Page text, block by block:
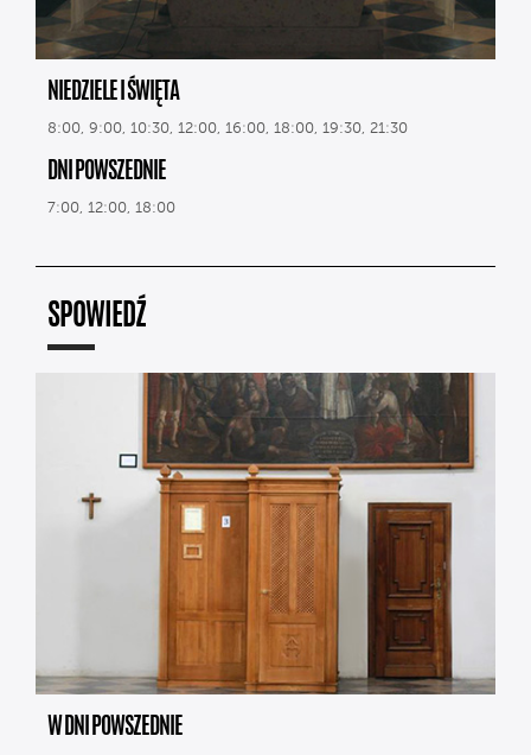
NIEDZIELE I ŚWIĘTA
8:00, 9:00, 10:30, 12:00, 16:00, 18:00, 19:30, 21:30
DNI POWSZEDNIE
7:00, 12:00, 18:00
SPOWIEDŹ
W DNI POWSZEDNIE